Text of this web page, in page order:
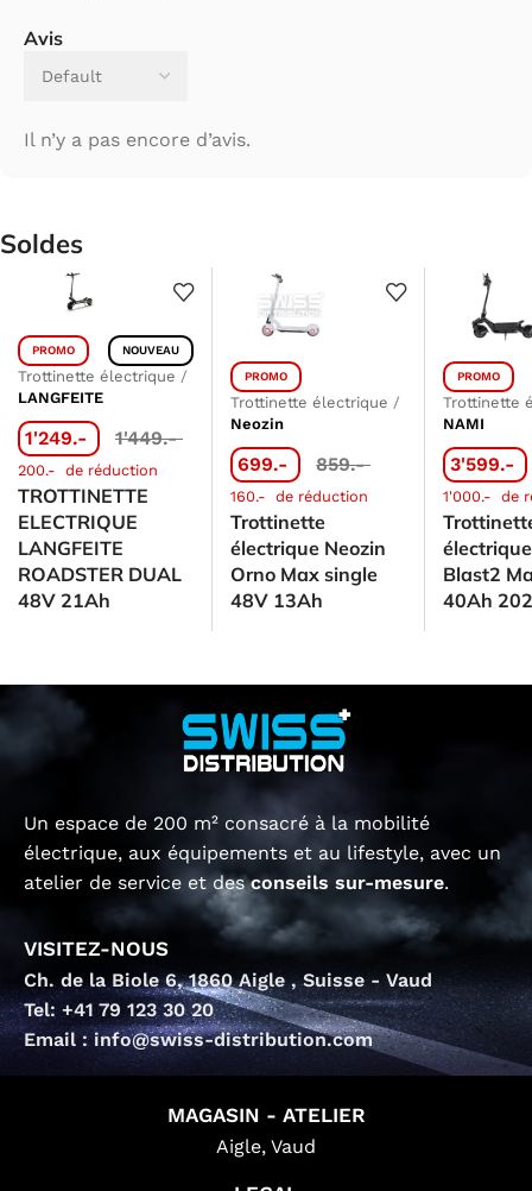
Avis
Il n’y a pas encore d’avis.
Soldes
PROMO NOUVEAU
Trottinette électrique /
LANGFEITE
1'249.- 1'449.-
200.- de réduction
TROTTINETTE
ELECTRIQUE
LANGFEITE
ROADSTER DUAL
48V 21Ah
PROMO
Trottinette électrique /
Neozin
699.- 859.-
160.- de réduction
Trottinette
électrique Neozin
Orno Max single
48V 13Ah
PROMO
Trottinette
NAMI
3'599.-
1'000.- de
Blast2
40Ah
Un espace de 200 m² consacré à la mobilité
électrique, aux équipements et au lifestyle, avec un
atelier de service et desconseils sur-mesure.
VISITEZ-NOUS
Ch. de la Biole 6, 1860 Aigle , Suisse - Vaud
Tel: +41 79 123 30 20
Email : info@swiss-distribution.com
MAGASIN - ATELIER
Aigle, Vaud